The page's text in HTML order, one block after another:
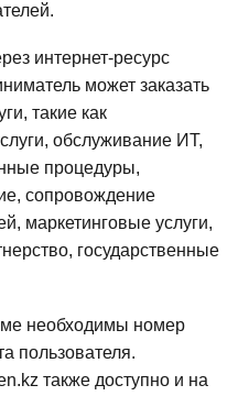
интернет-ресурс
может заказать
такие как
обслуживание ИТ,
процедуры,
сопровождение
маркетинговые услуги,
государственные
необходимы номер
пользователя.
также доступно и на